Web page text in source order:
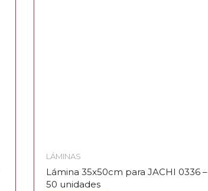
LÁMINAS
Lámina 35x50cm para JACHI 0336 –
50 unidades